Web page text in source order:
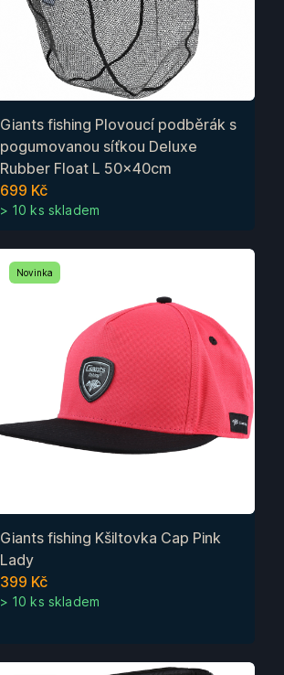
Giants fishing Plovoucí podběrák s
pogumovanou síťkou Deluxe
Rubber Float L 50x40cm
699 Kč
> 10 ks skladem
Novinka
Giants fishing Kšiltovka Cap Pink
Lady
399 Kč
> 10 ks skladem